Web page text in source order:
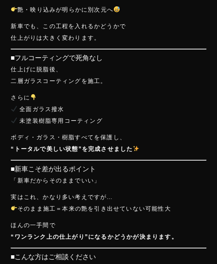
艶・映り込みが明らかに別次元へ
新車でも、この工程を入れるかどうかで
仕上がりは大きく変わります。
■フルコーティングで死角なし
仕上げに脱脂後、
二層ガラスコーティングを施工。
さらに
全面ガラス撥水
未塗装樹脂専用コーティング
ボディ・ガラス・樹脂すべてを保護し、
“トータルで美しい状態”を完成させました
■新車こそ差が出るポイント
「新車だからそのままでいい」
実はこれ、かなり多い考えですが…
そのまま施工＝本来の艶を引き出せていない可能性大
ほんの一手間で
“ワンランク上の仕上がり”になるかどうかが決まります。
■こんな方はご相談ください